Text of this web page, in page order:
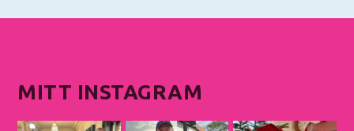
MITT INSTAGRAM